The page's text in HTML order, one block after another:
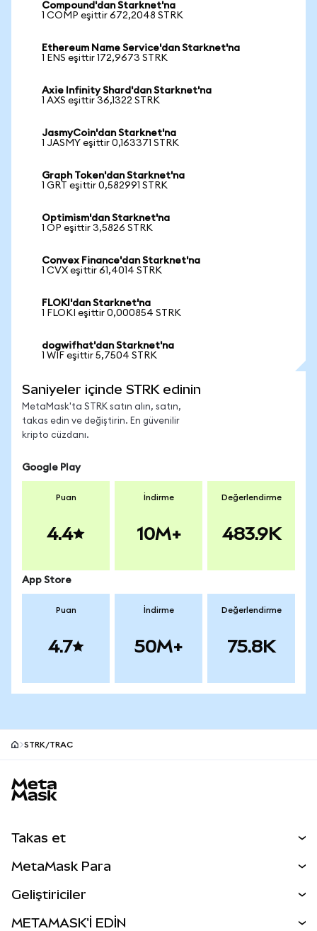
Compound'dan Starknet'na
1 COMP eşittir 672,2048 STRK
Ethereum Name Service'dan Starknet'na
1 ENS eşittir 172,9673 STRK
Axie Infinity Shard'dan Starknet'na
1 AXS eşittir 36,1322 STRK
JasmyCoin'dan Starknet'na
1 JASMY eşittir 0,163371 STRK
Graph Token'dan Starknet'na
1 GRT eşittir 0,582991 STRK
Optimism'dan Starknet'na
1 OP eşittir 3,5826 STRK
Convex Finance'dan Starknet'na
1 CVX eşittir 61,4014 STRK
FLOKI'dan Starknet'na
1 FLOKI eşittir 0,000854 STRK
dogwifhat'dan Starknet'na
1 WIF eşittir 5,7504 STRK
Saniyeler içinde STRK edinin
MetaMask'ta STRK satın alın, satın,
takas edin ve değiştirin. En güvenilir
kripto cüzdanı.
Google Play
Puan
4.4
İndirme
10M+
Değerlendirme
483.9K
App Store
Puan
4.7
İndirme
50M+
Değerlendirme
75.8K
STRK/TRAC
Takas et
Perps
MetaMask Para
Geliştiriciler
METAMASK'İ EDİN